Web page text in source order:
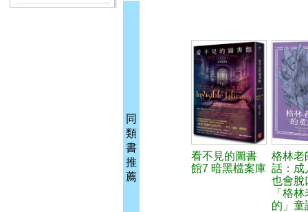
同
類
書
推
薦
看不見的圖書
館7 暗黑檔案庫
格林老
話：成
也會脫
「格
的」童